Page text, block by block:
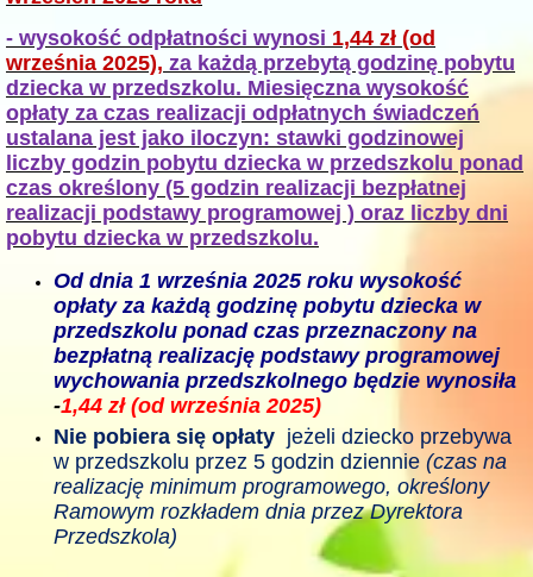
- wysokość odpłatności wynosi 1,44 zł (od
września 2025), za każdą przebytą godzinę pobytu
dziecka w przedszkolu. Miesięczna wysokość
opłaty za czas realizacji odpłatnych świadczeń
ustalana jest jako iloczyn: stawki godzinowej
liczby godzin pobytu dziecka w przedszkolu ponad
czas określony (5 godzin realizacji bezpłatnej
realizacji podstawy programowej ) oraz liczby dni
pobytu dziecka w przedszkolu.
Od dnia 1 września 2025 roku wysokość
opłaty za każdą godzinę pobytu dziecka w
przedszkolu ponad czas przeznaczony na
bezpłatną realizację podstawy programowej
wychowania przedszkolnego będzie wynosiła
-1,44 zł (od września 2025)
Nie pobiera się opłaty jeżeli dziecko przebywa
w przedszkolu przez 5 godzin dziennie (czas na
realizację minimum programowego, określony
Ramowym rozkładem dnia przez Dyrektora
Przedszkola)